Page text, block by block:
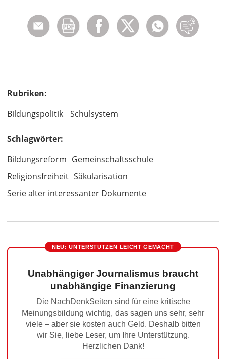
Rubriken:
Bildungspolitik
Schulsystem
Schlagwörter:
Bildungsreform Gemeinschaftsschule
Religionsfreiheit Säkularisation
Serie alter interessanter Dokumente
NEU: UNTERSTÜTZEN LEICHT GEMACHT
Unabhängiger Journalismus braucht
unabhängige Finanzierung
Die NachDenkSeiten sind für eine kritische
Meinungsbildung wichtig, das sagen uns sehr, sehr
viele – aber sie kosten auch Geld. Deshalb bitten
wir Sie, liebe Leser, um Ihre Unterstützung.
Herzlichen Dank!